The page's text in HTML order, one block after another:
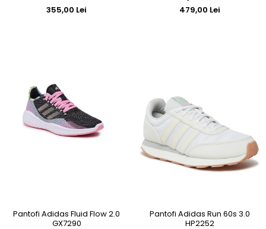
355,00 Lei
479,00 Lei
Pantofi Adidas Fluid Flow 2.0
GX7290
Pantofi Adidas Run 60s 3.0
HP2252